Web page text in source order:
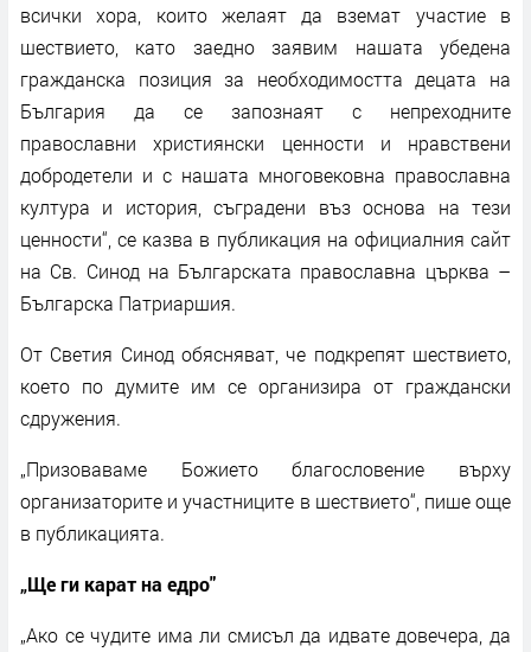
всички хора, които желаят да вземат участие в
шествието, като заедно заявим нашата убедена
гражданска позиция за необходимостта децата на
България да се запознаят с непреходните
православни християнски ценности и нравствени
добродетели и с нашата многовековна православна
култура и история, съградени въз основа на тези
ценности“, се казва в публикация на официалния сайт
на Св. Синод на Българската православна църква –
Българска Патриаршия.
От Светия Синод обясняват, че подкрепят шествието,
което по думите им се организира от граждански
сдружения.
„Призоваваме Божието благословение върху
организаторите и участниците в шествието“, пише още
в публикацията.
„Ще ги карат на едро"
„Ако се чудите има ли смисъл да идвате довечера, да